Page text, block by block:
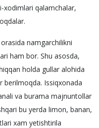
xodimlari qalamchalar,
namgarchilikni
ham bor. Shu asosda,
holda gullar alohida
berilmoqda. Issiqxonada
va burama majnuntollar
bu yerda limon, banan,
xam yetishtirila